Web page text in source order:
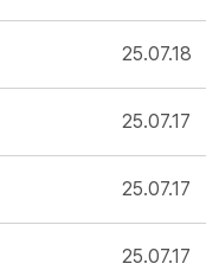
25.07.18
25.07.17
25.07.17
25.07.17